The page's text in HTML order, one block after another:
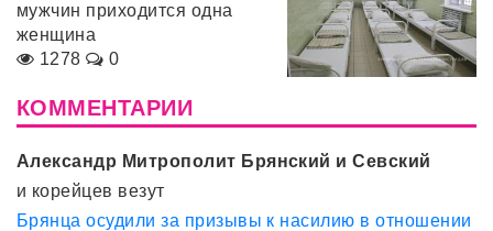
мужчин приходится одна
женщина
1278
0
КОММЕНТАРИИ
Александр Митрополит Брянский и Севский
и корейцев везут
Брянца осудили за призывы к насилию в отношении